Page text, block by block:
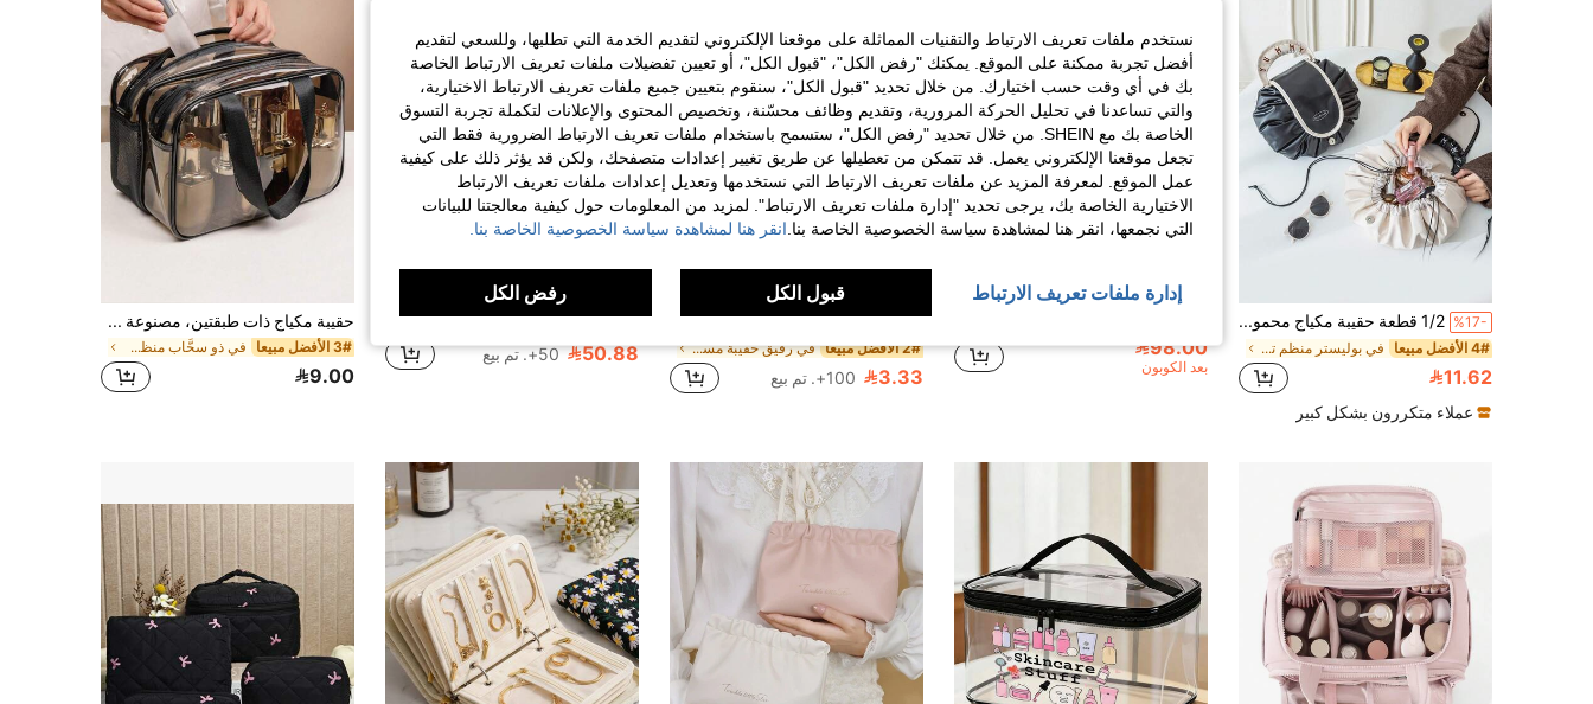
%17- 1/2 قطعة حقيبة مكياج محمولة للاستخدام اليومي، حقيبة أدوات تجميل كبيرة السعة للسفر للنساء، كيس تخزين مستحضرات التجميل برباط سحب
4# الأفضل مبيعا في بوليستر منظم تعبئة مستحضرات التجميل للسفر
11.62
عملاء متكررون بشكل كبير
98.00
بعد الكوبون
حقيبة مستحضرات تجميل من الكوردروي بحروف وردية A-Z، منظم مكياج قابل للطي بسعة كبيرة مع سحاب ناعم، حقيبة أدوات تجميل محمولة مخصصة، حقيبة تخزين بتصميم حروف وردية وبيضاء، مثالية للعودة إلى المدرسة & العطلات، هدية للصديقات والوصيفات، جمالية
2# الأفضل مبيعا في رقيق حقيبة مستحضرات التجميل
3.33 100+. تم بيع
50.88 50+. تم بيع
حقيبة مكياج ذات طبقتين، مصنوعة من مادة البي في سي، سعة تخزين كبيرة، مناسبة للنساء والفتيات، حقيبة مكياج محمولة للسفر، حقيبة تخزين منفصلة للجاف والرطب، حقيبة تخزين فرش المكياج، حقيبة يد مقاومة للماء، حقيبة شاطئ، عبوة هدية، حقيبة أدوات تجميل بسحاب مقاوم للماء، مرفق، حقيبة مكياج، ضروريات السفر
3# الأفضل مبيعا في ذو سحَّاب منظم تعبئة مستحضرات التجميل للسفر
9.00
نستخدم ملفات تعريف الارتباط والتقنيات المماثلة على موقعنا الإلكتروني لتقديم الخدمة التي تطلبها، وللسعي لتقديم
أفضل تجربة ممكنة على الموقع. يمكنك "رفض الكل"، "قبول الكل"، أو تعيين تفضيلات ملفات تعريف الارتباط الخاصة
بك في أي وقت حسب اختيارك. من خلال تحديد "قبول الكل"، سنقوم بتعيين جميع ملفات تعريف الارتباط الاختيارية،
والتي تساعدنا في تحليل الحركة المرورية، وتقديم وظائف محسّنة، وتخصيص المحتوى والإعلانات لتكملة تجربة التسوق
الخاصة بك مع SHEIN. من خلال تحديد "رفض الكل"، ستسمح باستخدام ملفات تعريف الارتباط الضرورية فقط التي
تجعل موقعنا الإلكتروني يعمل. قد تتمكن من تعطيلها عن طريق تغيير إعدادات متصفحك، ولكن قد يؤثر ذلك على كيفية
عمل الموقع. لمعرفة المزيد عن ملفات تعريف الارتباط التي نستخدمها وتعديل إعدادات ملفات تعريف الارتباط
الاختيارية الخاصة بك، يرجى تحديد "إدارة ملفات تعريف الارتباط". لمزيد من المعلومات حول كيفية معالجتنا للبيانات
التي نجمعها، انقر هنا لمشاهدة سياسة الخصوصية الخاصة بنا. انقر هنا لمشاهدة سياسة الخصوصية الخاصة بنا.
إدارة ملفات تعريف الارتباط قبول الكل رفض الكل